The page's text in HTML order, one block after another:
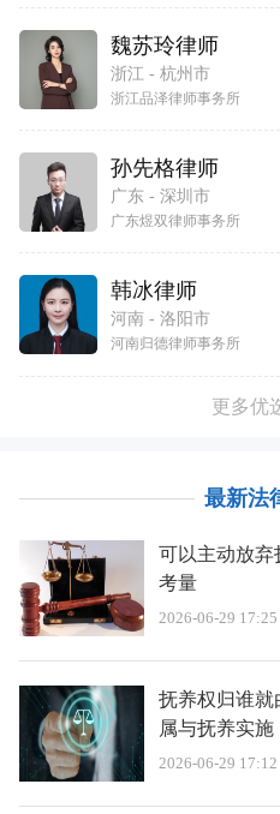
魏苏玲律师
浙江 - 杭州市
浙江品泽律师事务所
孙先格律师
广东 - 深圳市
广东煜双律师事务所
韩冰律师
河南 - 洛阳市
河南归德律师事务所
更多优
最新法
可以主动放
考量
2026-06-29 17:25
抚养权归谁就
属与抚养实施
2026-06-29 17:12